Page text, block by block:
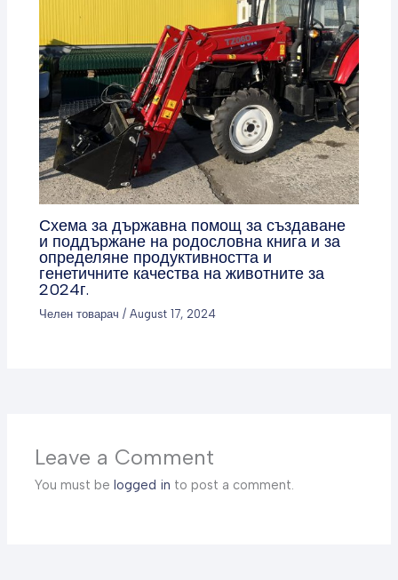
Схема за държавна помощ за създаване
и поддържане на родословна книга и за
определяне продуктивността и
генетичните качества на животните за
2024г.
Челен товарач /August 17, 2024
Leave a Comment
You must belogged in to post a comment.